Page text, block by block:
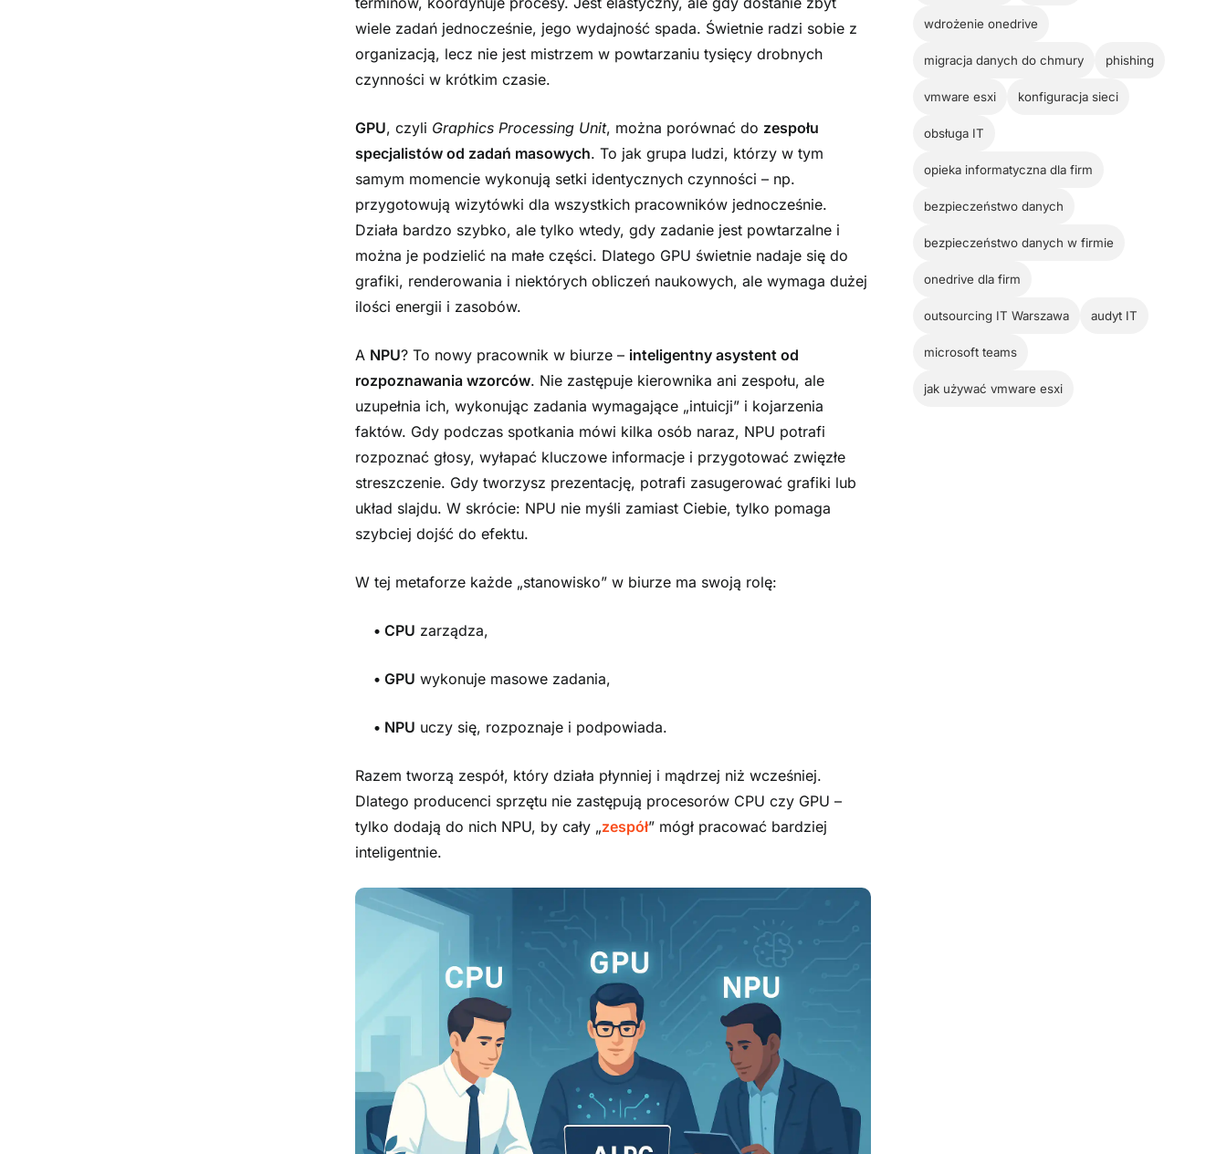
wiele zadań jednocześnie, jego wydajność spada. Świetnie radzi sobie z
organizacją, lecz nie jest mistrzem w powtarzaniu tysięcy drobnych
czynności w krótkim czasie.
GPU, czyli Graphics Processing Unit, można porównać do zespołu
specjalistów od zadań masowych. To jak grupa ludzi, którzy w tym
samym momencie wykonują setki identycznych czynności – np.
przygotowują wizytówki dla wszystkich pracowników jednocześnie.
Działa bardzo szybko, ale tylko wtedy, gdy zadanie jest powtarzalne i
można je podzielić na małe części. Dlatego GPU świetnie nadaje się do
grafiki, renderowania i niektórych obliczeń naukowych, ale wymaga dużej
ilości energii i zasobów.
A NPU? To nowy pracownik w biurze – inteligentny asystent od
rozpoznawania wzorców. Nie zastępuje kierownika ani zespołu, ale
uzupełnia ich, wykonując zadania wymagające „intuicji” i kojarzenia
faktów. Gdy podczas spotkania mówi kilka osób naraz, NPU potrafi
rozpoznać głosy, wyłapać kluczowe informacje i przygotować zwięzłe
streszczenie. Gdy tworzysz prezentację, potrafi zasugerować grafiki lub
układ slajdu. W skrócie: NPU nie myśli zamiast Ciebie, tylko pomaga
szybciej dojść do efektu.
W tej metaforze każde „stanowisko” w biurze ma swoją rolę:
•CPU zarządza,
•GPU wykonuje masowe zadania,
• NPU uczy się, rozpoznaje i podpowiada.
Razem tworzą zespół, który działa płynniej i mądrzej niż wcześniej.
Dlatego producenci sprzętu nie zastępują procesorów CPU czy GPU –
tylko dodają do nich NPU, by cały „zespół” mógł pracować bardziej
inteligentnie.
wdrożenie onedrive
migracja danych do chmury phishing
vmware esxi konfiguracja sieci
obsługa IT
opieka informatyczna dla firm
bezpieczeństwo danych
bezpieczeństwo danych w firmie
onedrive dla firm
outsourcing IT Warszawa audyt IT
microsoft teams
jak używać vmware esxi